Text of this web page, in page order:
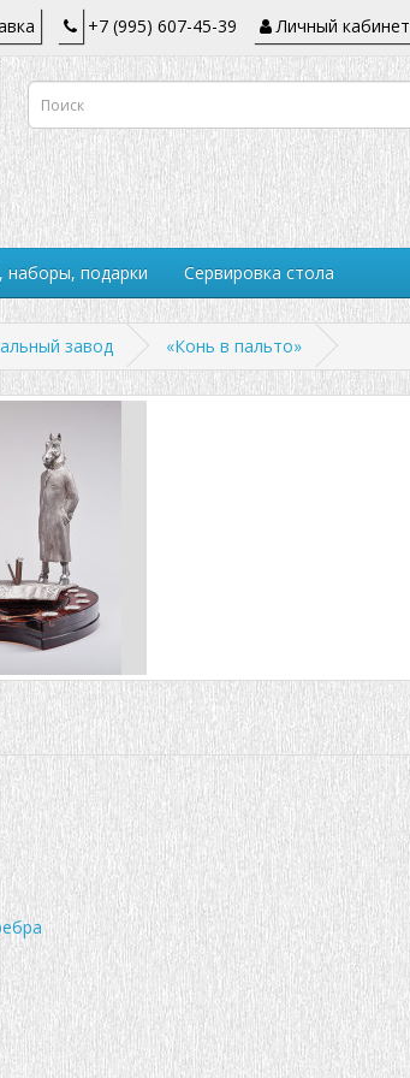
+7 (995) 607-45-39 Личный кабинет
наборы, подарки Сервировка стола
завод «Конь в пальто»